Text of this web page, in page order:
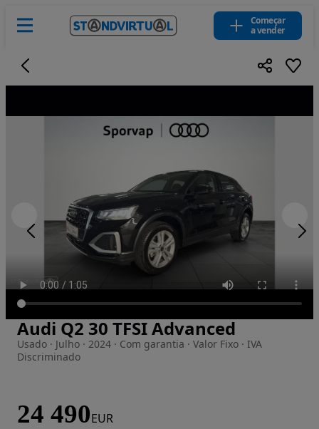
Começar
a vender
Imagem 1 de 21
Audi Q2 30 TFSI Advanced
Usado · Julho · 2024 · Com garantia · Valor Fixo · IVA
Discriminado
24 490EUR